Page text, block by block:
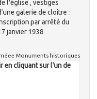
l'église , vestiges
galerie de cloître :
par arrêté du
janvier 1938
Monuments historiques
en cliquant sur l'un de